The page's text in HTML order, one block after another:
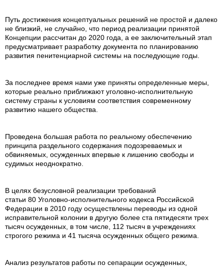
Путь достижения концептуальных решений не простой и далеко
не близкий, не случайно, что период реализации принятой
Концепции рассчитан до 2020 года, а ее заключительный этап
предусматривает разработку документа по планированию
развития пенитенциарной системы на последующие годы.
За последнее время нами уже приняты определенные меры,
которые реально приближают уголовно-исполнительную
систему страны к условиям соответствия современному
развитию нашего общества.
Проведена большая работа по реальному обеспечению
принципа раздельного содержания подозреваемых и
обвиняемых, осужденных впервые к лишению свободы и
судимых неоднократно.
В целях безусловной реализации требований
статьи 80 Уголовно-исполнительного кодекса Российской
Федерации в 2010 году осуществлены переводы из одной
исправительной колонии в другую более ста пятидесяти трех
тысяч осужденных, в том числе, 112 тысяч в учреждениях
строгого режима и 41 тысяча осужденных общего режима.
Анализ результатов работы по сепарации осужденных,